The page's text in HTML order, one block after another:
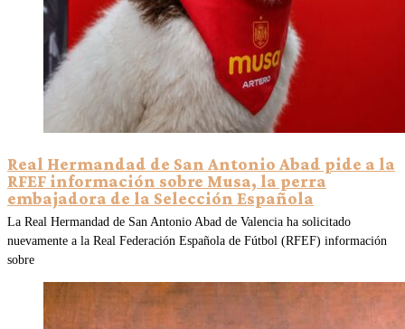
Real Hermandad de San Antonio Abad pide a la
RFEF información sobre Musa, la perra
embajadora de la Selección Española
La Real Hermandad de San Antonio Abad de Valencia ha solicitado
nuevamente a la Real Federación Española de Fútbol (RFEF) información
sobre